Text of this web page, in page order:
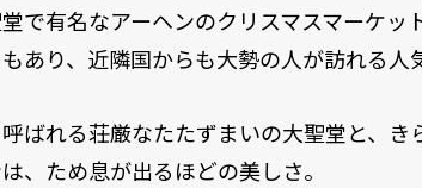
で有名なアーヘンのクリスマスマーケッ
あり、近隣国からも大勢の人が訪れる人
呼ばれる荘厳なたたずまいの大聖堂と、
、ため息が出るほどの美しさ。